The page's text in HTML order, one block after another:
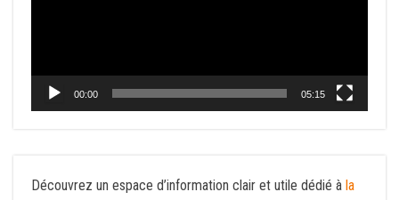
00:00 05:15
Découvrez un espace d’information clair et utile dédié à la